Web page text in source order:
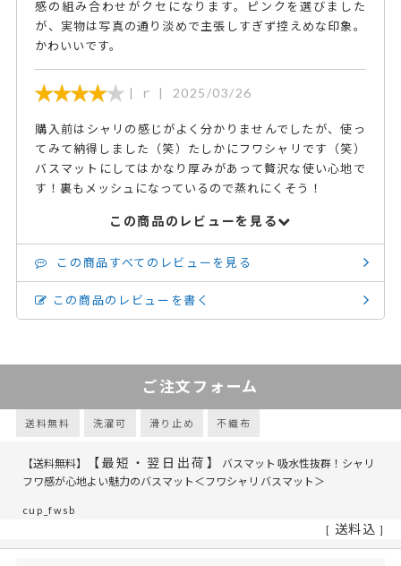
感の組み合わせがクセになります。ピンクを選びました
が、実物は写真の通り淡めで主張しすぎず控えめな印象。
かわいいです。
ｒ 2025/03/26
購入前はシャリの感じがよく分かりませんでしたが、使っ
てみて納得しました（笑）たしかにフワシャリです（笑）
バスマットにしてはかなり厚みがあって贅沢な使い心地で
す！裏もメッシュになっているので蒸れにくそう！
この商品のレビューを見る
この商品すべてのレビューを見る
この商品のレビューを書く
ご注文フォーム
送料無料 洗濯可 滑り止め 不織布
【送料無料】 【最短・翌日出荷】
バスマット 吸水性抜群！シャリ
フワ感が心地よい魅力のバスマット＜フワシャリ バスマット＞
cup_fwsb
送料込